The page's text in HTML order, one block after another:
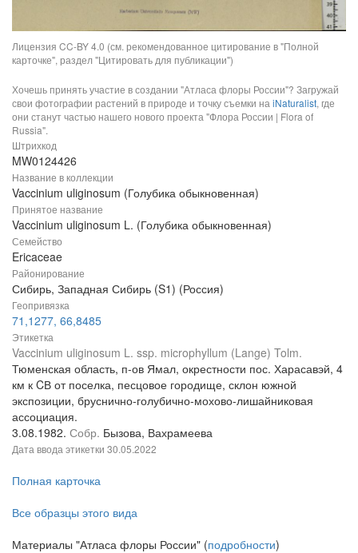
Лицензия CC-BY 4.0 (см. рекомендованное цитирование в "Полной
карточке", раздел "Цитировать для публикации")
Хочешь принять участие в создании "Атласа флоры России"? Загружай
свои фотографии растений в природе и точку съемки на iNaturalist, где
они станут частью нашего нового проекта "Флора России | Flora of
Russia".
Штрихкод
MW0124426
Название в коллекции
Vaccinium uliginosum (Голубика обыкновенная)
Принятое название
Vaccinium uliginosum L. (Голубика обыкновенная)
Семейство
Ericaceae
Районирование
Сибирь, Западная Сибирь (S1) (Россия)
Геопривязка
71,1277, 66,8485
Этикетка
Vaccinium uliginosum L. ssp. microphyllum (Lange) Tolm.
Тюменская область, п-ов Ямал, окрестности пос. Харасавэй, 4
км к CВ от поселка, песцовое городище, склон южной
экспозиции, бруснично-голубично-мохово-лишайниковая
ассоциация.
3.08.1982. Собр. Бызова, Вахрамеева
Дата ввода этикетки 30.05.2022
Полная карточка
Все образцы этого вида
Материалы "Атласа флоры России" (подробности)